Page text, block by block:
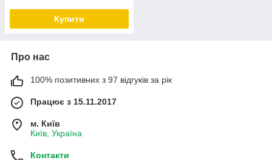
Купити
Про нас
100% позитивних з 97 відгуків за рік
Працює з 15.11.2017
м. Київ
Київ, Україна
Контакти